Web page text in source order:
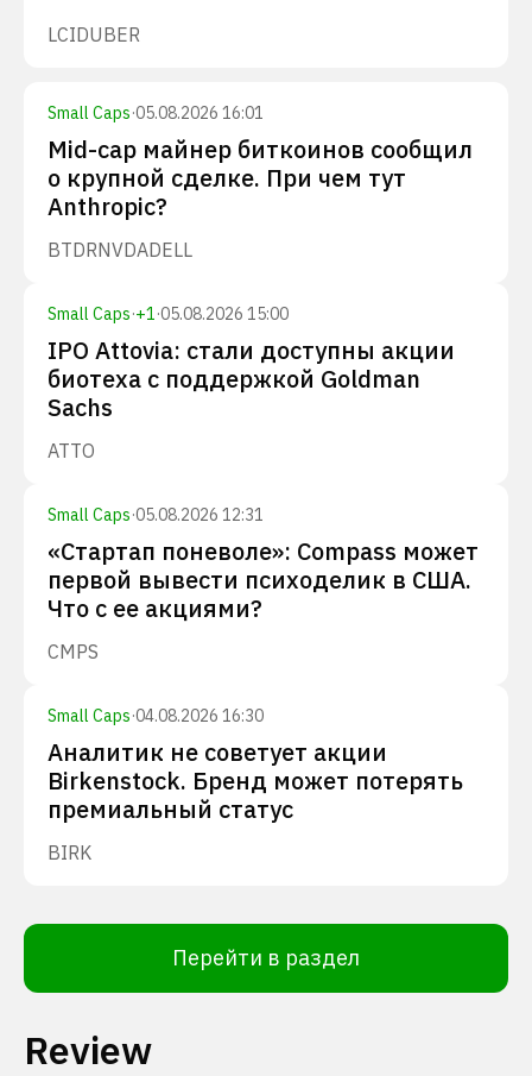
LCIDUBER
Small Caps·05.08.2026 16:01
Mid-cap майнер биткоинов сообщил
о крупной сделке. При чем тут
Anthropic?
BTDRNVDADELL
Small Caps·+1·05.08.2026 15:00
IPO Attovia: стали доступны акции
биотеха с поддержкой Goldman
Sachs
ATTO
Small Caps·05.08.2026 12:31
«Стартап поневоле»: Compass может
первой вывести психоделик в США.
Что с ее акциями?
CMPS
Small Caps·04.08.2026 16:30
Аналитик не советует акции
Birkenstock. Бренд может потерять
премиальный статус
BIRK
Перейти в раздел
Review